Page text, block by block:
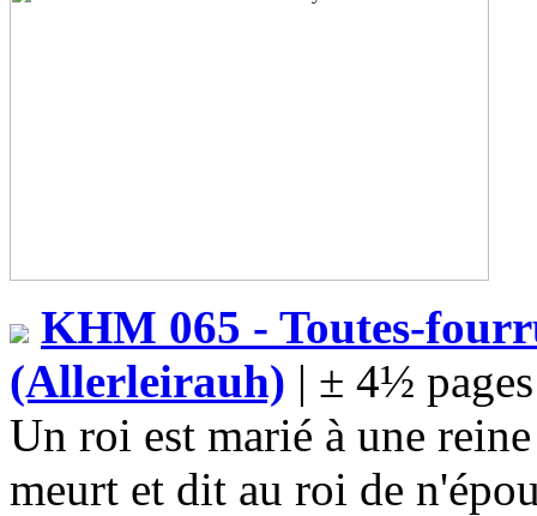
KHM 065 - Toutes-
(Allerleirauh) | ± 4½
Un roi est marié à une
meurt et dit au roi de